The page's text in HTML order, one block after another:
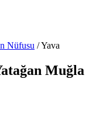
Nüfusu /Yava
Muğla